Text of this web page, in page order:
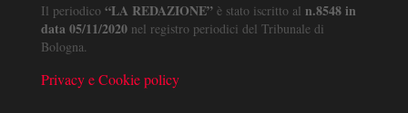
Il periodico “LA REDAZIONE” è stato iscritto al n.8548 in
data 05/11/2020 nel registro periodici del Tribunale di
Bologna.
Privacy e Cookie policy